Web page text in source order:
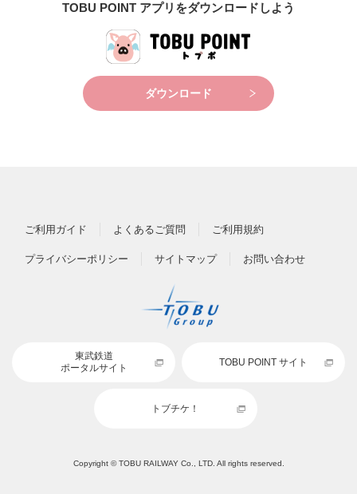
TOBU POINT アプリをダウンロードしよう
ダウンロード
ご利用ガイド よくあるご質問 ご利用規約
プライバシーポリシー サイトマップ お問い合わせ
東武鉄道
ポータルサイト
TOBU POINT サイト
トブチケ！
Copyright © TOBU RAILWAY Co., LTD. All rights reserved.